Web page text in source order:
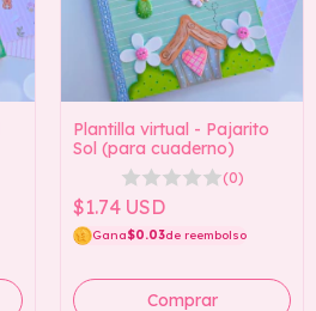
Plantilla virtual - Pajarito
Sol (para cuaderno)
(0)
$1.74 USD
Gana$0.03de reembolso